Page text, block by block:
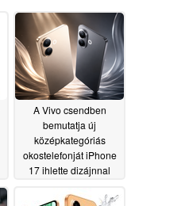
A Vivo csendben
bemutatja új
középkategóriás
okostelefonját iPhone
17 ihlette dizájnnal